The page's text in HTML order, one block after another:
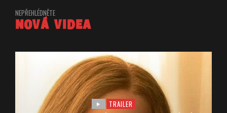
NEPŘEHLÉDNĚTE
NOVÁ VIDEA
TRAILER